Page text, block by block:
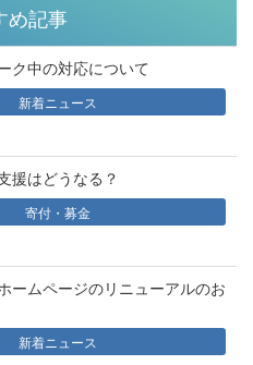
め記事
ク中の対応について
新着ニュース
援はどうなる？
寄付・募金
ームページのリニューアルのお
新着ニュース